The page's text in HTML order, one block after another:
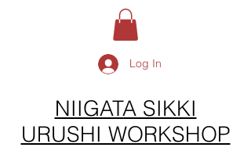
Log In
NIIGATA SIKKI
URUSHI WORKSHOP